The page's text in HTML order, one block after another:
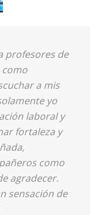
profesores de
a mis
yo
laboral y
fortaleza y
como
agradecer.
sensación de